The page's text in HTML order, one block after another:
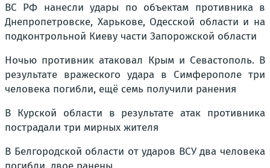
ВС РФ нанесли удары по объектам противника в
Днепропетровске, Харькове, Одесской области и на
подконтрольной Киеву части Запорожской области
Ночью противник атаковал Крым и Севастополь. В
результате вражеского удара в Симферополе три
человека погибли, ещё семь получили ранения
В Курской области в результате атак противника
пострадали три мирных жителя
В Белгородской области от ударов ВСУ два человека